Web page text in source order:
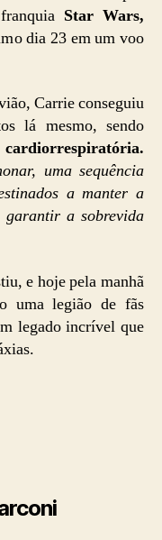
Star Wars,
dia 23 em um voo
Carrie conseguiu
lá mesmo, sendo
uma sequência
a manter a
a sobrevida
e hoje pela manhã
uma legião de fãs
legado incrível que